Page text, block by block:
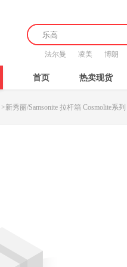
法尔曼 凌美 博朗
首页 热卖现货
>新秀丽/Samsonite 拉杆箱 Cosmolite系